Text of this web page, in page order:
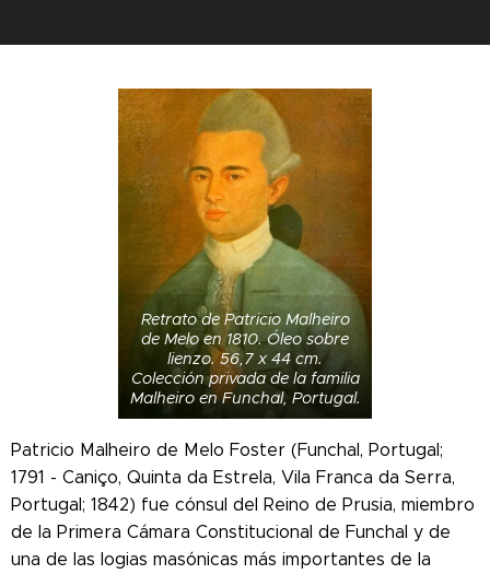
Retrato de Patricio Malheiro
de Melo en 1810. Óleo sobre
lienzo. 56,7 x 44 cm.
Colección privada de la familia
Malheiro en Funchal, Portugal.
Patricio Malheiro de Melo Foster (Funchal, Portugal;
1791 - Caniço, Quinta da Estrela, Vila Franca da Serra,
Portugal; 1842) fue cónsul del Reino de Prusia, miembro
de la Primera Cámara Constitucional de Funchal y de
una de las logias masónicas más importantes de la